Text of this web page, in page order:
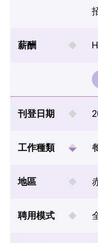
薪酬
刊登日期
工作種類
地區
聘用模式